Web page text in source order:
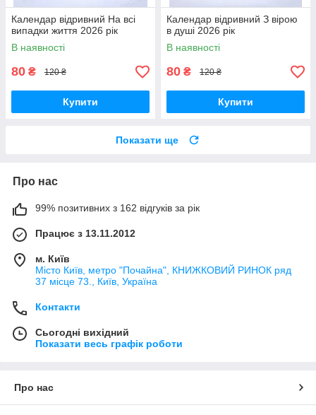
Календар відривний На всі
випадки життя 2026 рік
В наявності
80 ₴ 120 ₴
Купити
Календар відривний З вірою
в душі 2026 рік
В наявності
80 ₴ 120 ₴
Купити
Показати ще
Про нас
99% позитивних з 162 відгуків за рік
Працює з 13.11.2012
м. Київ
Місто Київ, метро "Почайна", КНИЖКОВИЙ РИНОК ряд
37 місце 73., Київ, Україна
Контакти
Сьогодні вихідний
Показати весь графік роботи
Про нас